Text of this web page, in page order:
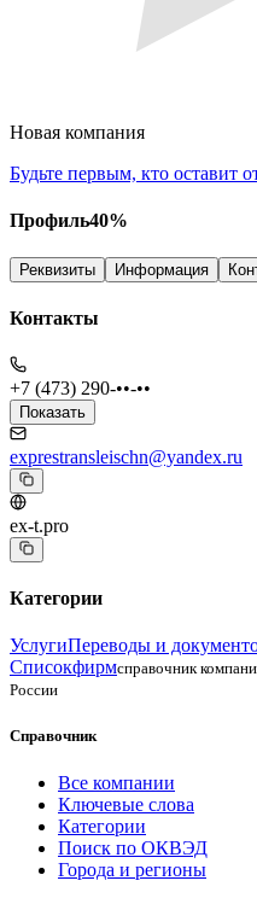
Новая компания
Будьте первым, кто оставит
Профиль40%
Реквизиты Информация
Контакты
+7 (473) 290-••-••
Показать
exprestransleischn@yandex.ru
ex-t.pro
Категории
УслугиПереводы и
Списокфирмсправочник
России
Справочник
Все компании
Ключевые слова
Категории
Поиск по ОКВЭД
Города и регионы